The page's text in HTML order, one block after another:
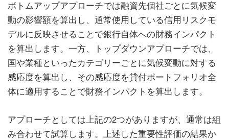
ボトムアップアプローチでは融資先個社ごとに気候変
動の影響額を算出し、通常使用している信用リスクモ
デルに反映させることで銀行自体への財務インパクト
を算出します。一方、トップダウンアプローチでは、
国や業種といったカテゴリーごとに気候変動に対する
感応度を算出し、その感応度を貸付ポートフォリオ全
体に適用することで財務インパクトを算出します。
アプローチとしては上記の2つがありますが、通常は組
み合わせて試算します。上述した重要性評価の結果か